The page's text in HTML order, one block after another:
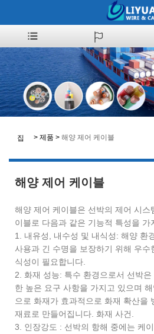
집 > 제품 > 해양 제어 케이블
해양 제어 케이블
해양 제어 케이블은 선박의 제어 시스
이블로 다음과 같은 기능적 특성을 가
1. 내유성, 내수성 및 내식성: 해양 환
사용과 긴 수명을 보장하기 위해 우수
식성이 필요합니다.
2. 화재 성능: 특수 환경으로서 선박
한 높은 요구 사항을 가지고 있으며
으로 화재가 효과적으로 화재 확산을
재료로 만들어집니다. 화재 사건.
3. 인장강도 : 선박의 항해 중에는 케